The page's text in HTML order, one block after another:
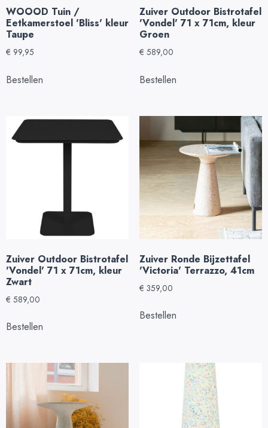
WOOOD Tuin /
Eetkamerstoel 'Bliss' kleur
Taupe
€ 99,95
Bestellen
Zuiver Outdoor Bistrotafel
'Vondel' 71 x 71cm, kleur
Groen
€ 589,00
Bestellen
Zuiver Outdoor Bistrotafel
'Vondel' 71 x 71cm, kleur
Zwart
€ 589,00
Bestellen
Zuiver Ronde Bijzettafel
'Victoria' Terrazzo, 41cm
€ 359,00
Bestellen